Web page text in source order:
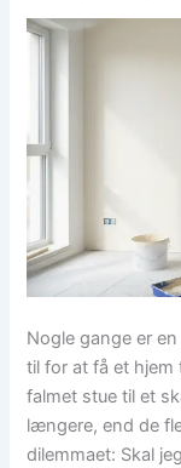
Nogle gange er
til for at få et hjem
falmet stue til et
længere, end de
dilemmaet: Skal